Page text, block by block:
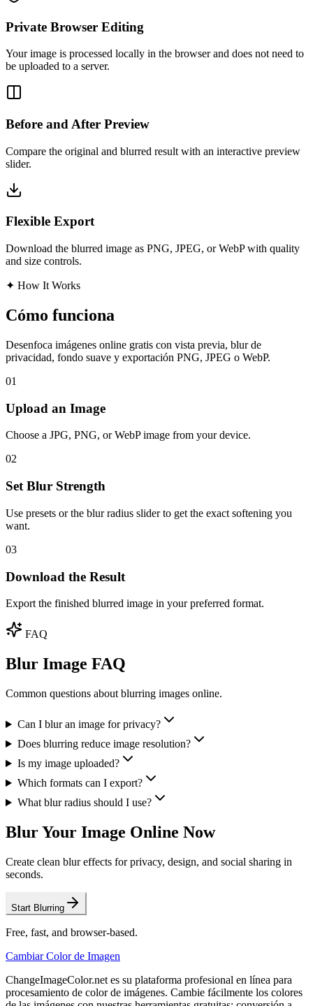
Private Browser Editing
Your image is processed locally in the browser and does not need to
be uploaded to a server.
Before and After Preview
Compare the original and blurred result with an interactive preview
slider.
Flexible Export
Download the blurred image as PNG, JPEG, or WebP with quality
and size controls.
✦ How It Works
Cómo funciona
Desenfoca imágenes online gratis con vista previa, blur de
privacidad, fondo suave y exportación PNG, JPEG o WebP.
01
Upload an Image
Choose a JPG, PNG, or WebP image from your device.
02
Set Blur Strength
Use presets or the blur radius slider to get the exact softening you
want.
03
Download the Result
Export the finished blurred image in your preferred format.
FAQ
Blur Image FAQ
Common questions about blurring images online.
Can I blur an image for privacy?
Does blurring reduce image resolution?
Is my image uploaded?
Which formats can I export?
What blur radius should I use?
Blur Your Image Online Now
Create clean blur effects for privacy, design, and social sharing in
seconds.
Start Blurring
Free, fast, and browser-based.
Cambiar Color de Imagen
ChangeImageColor.net es su plataforma profesional en línea para
procesamiento de color de imágenes. Cambie fácilmente los colores